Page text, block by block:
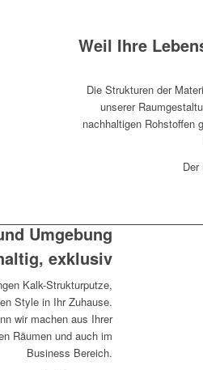
Weil Ihre
Die Strukturen der
unserer
nachhaltigen Rohstoffen
Umgebung
exklusiv
Kalk-Strukturputze,
Style in Ihr Zuhause.
wir machen aus Ihrer
Räumen und auch im
Business Bereich.